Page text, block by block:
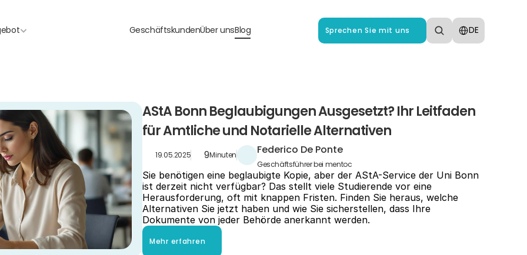
GeschäftskundenÜber unsBlog Sprechen Sie mit uns
Select Language
DE
AStA Bonn Beglaubigungen Ausgesetzt? Ihr Leitfaden
für Amtliche und Notarielle Alternativen
19.05.2025 9Minuten Federico De Ponte
Geschäftsführer bei mentoc
Sie benötigen eine beglaubigte Kopie, aber der AStA-Service der Uni Bonn
ist derzeit nicht verfügbar? Das stellt viele Studierende vor eine
Herausforderung, oft mit knappen Fristen. Finden Sie heraus, welche
Alternativen Sie jetzt haben und wie Sie sicherstellen, dass Ihre
Dokumente von jeder Behörde anerkannt werden.
Mehr erfahren